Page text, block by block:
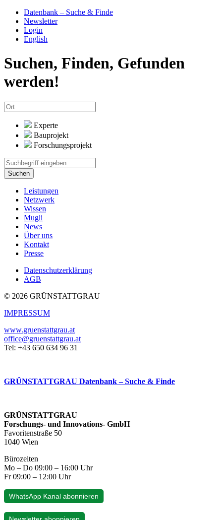
Datenbank – Suche & Finde
Newsletter
Login
English
Suchen, Finden, Gefunden
werden!
Experte
Bauprojekt
Forschungsprojekt
Suchen
Leistungen
Netzwerk
Wissen
Mugli
News
Über uns
Kontakt
Presse
Datenschutzerklärung
AGB
© 2026 GRÜNSTATTGRAU
IMPRESSUM
www.gruenstattgrau.at
office@gruenstattgrau.at
Tel: +43 650 634 96 31
GRÜNSTATTGRAU Datenbank – Suche & Finde
GRÜNSTATTGRAU
Forschungs- und Innovations- GmbH
Favoritenstraße 50
1040 Wien
Bürozeiten
Mo – Do 09:00 – 16:00 Uhr
Fr 09:00 – 12:00 Uhr
WhatsApp Kanal abonnieren